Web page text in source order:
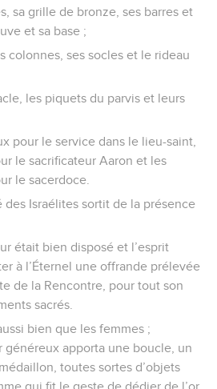
sa grille de bronze, ses barres et
et sa base ;
colonnes, ses socles et le rideau
les piquets du parvis et leurs
pour le service dans le lieu-saint,
le sacrificateur Aaron et les
le sacerdoce.
des Israélites sortit de la présence
était bien disposé et l’esprit
à l’Éternel une offrande prélevée
de la Rencontre, pour tout son
sacrés.
bien que les femmes ;
apporta une boucle, un
toutes sortes d’objets
qui fit le geste de dédier de l’or